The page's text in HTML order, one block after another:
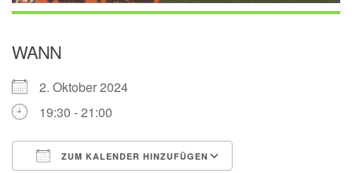
WANN
2. Oktober 2024
19:30 - 21:00
ZUM KALENDER HINZUFÜGEN